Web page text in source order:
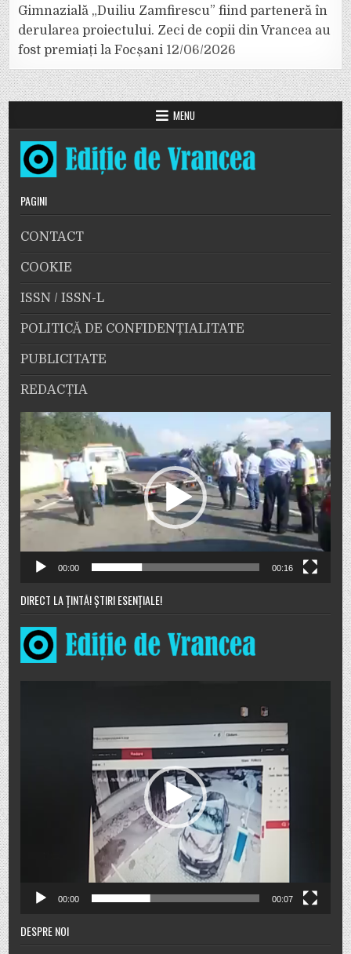
Gimnazială „Duiliu Zamfirescu” fiind parteneră în
derularea proiectului. Zeci de copii din Vrancea au
fost premiați la Focșani 12/06/2026
MENU
PAGINI
CONTACT
COOKIE
ISSN / ISSN-L
POLITICĂ DE CONFIDENȚIALITATE
PUBLICITATE
REDACȚIA
Player
video
00:00 00:16
DIRECT LA ȚINTĂ! ȘTIRI ESENȚIALE!
00:00 00:07
DESPRE NOI